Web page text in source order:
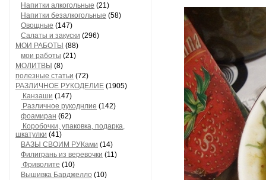
Напитки алкогольные (21)
Напитки безалкогольные (58)
Овощные (147)
Салаты и закуски (296)
МОИ РАБОТЫ (88)
мои работы (21)
МОЛИТВЫ (8)
полезные статьи (72)
РАЗЛИЧНОЕ РУКОДЕЛИЕ (1905)
Канзаши (147)
Различное рукоднлие (142)
фоамиран (62)
Коробочки, упаковка, подарка,
шкатулки (41)
ВАЗЫ СВОИМ РУКами (14)
Филигрань из веревочки (11)
Фриволите (10)
Вышивка Барджелло (10)